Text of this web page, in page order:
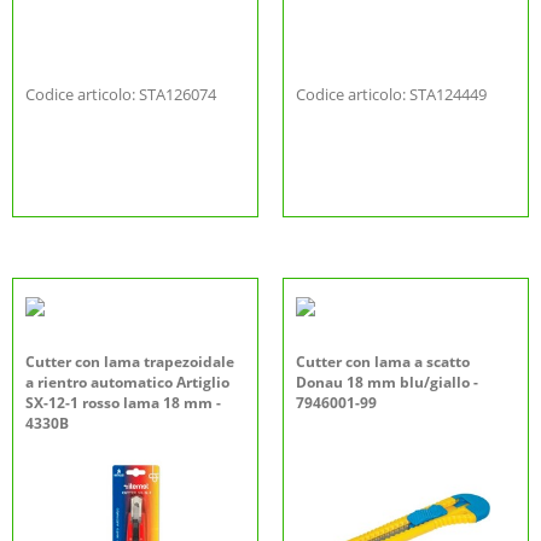
Codice articolo: STA126074 Codice articolo: STA124449
Cutter con lama trapezoidale
a rientro automatico Artiglio
SX-12-1 rosso lama 18 mm -
4330B
Cutter con lama a scatto
Donau 18 mm blu/giallo -
7946001-99